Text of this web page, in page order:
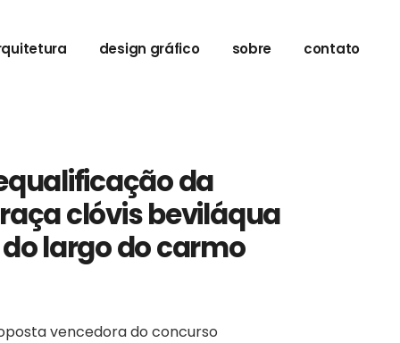
urbano
design gráfico sobre contato
da
clóvis beviláqua
largo do carmo
vencedora do concurso